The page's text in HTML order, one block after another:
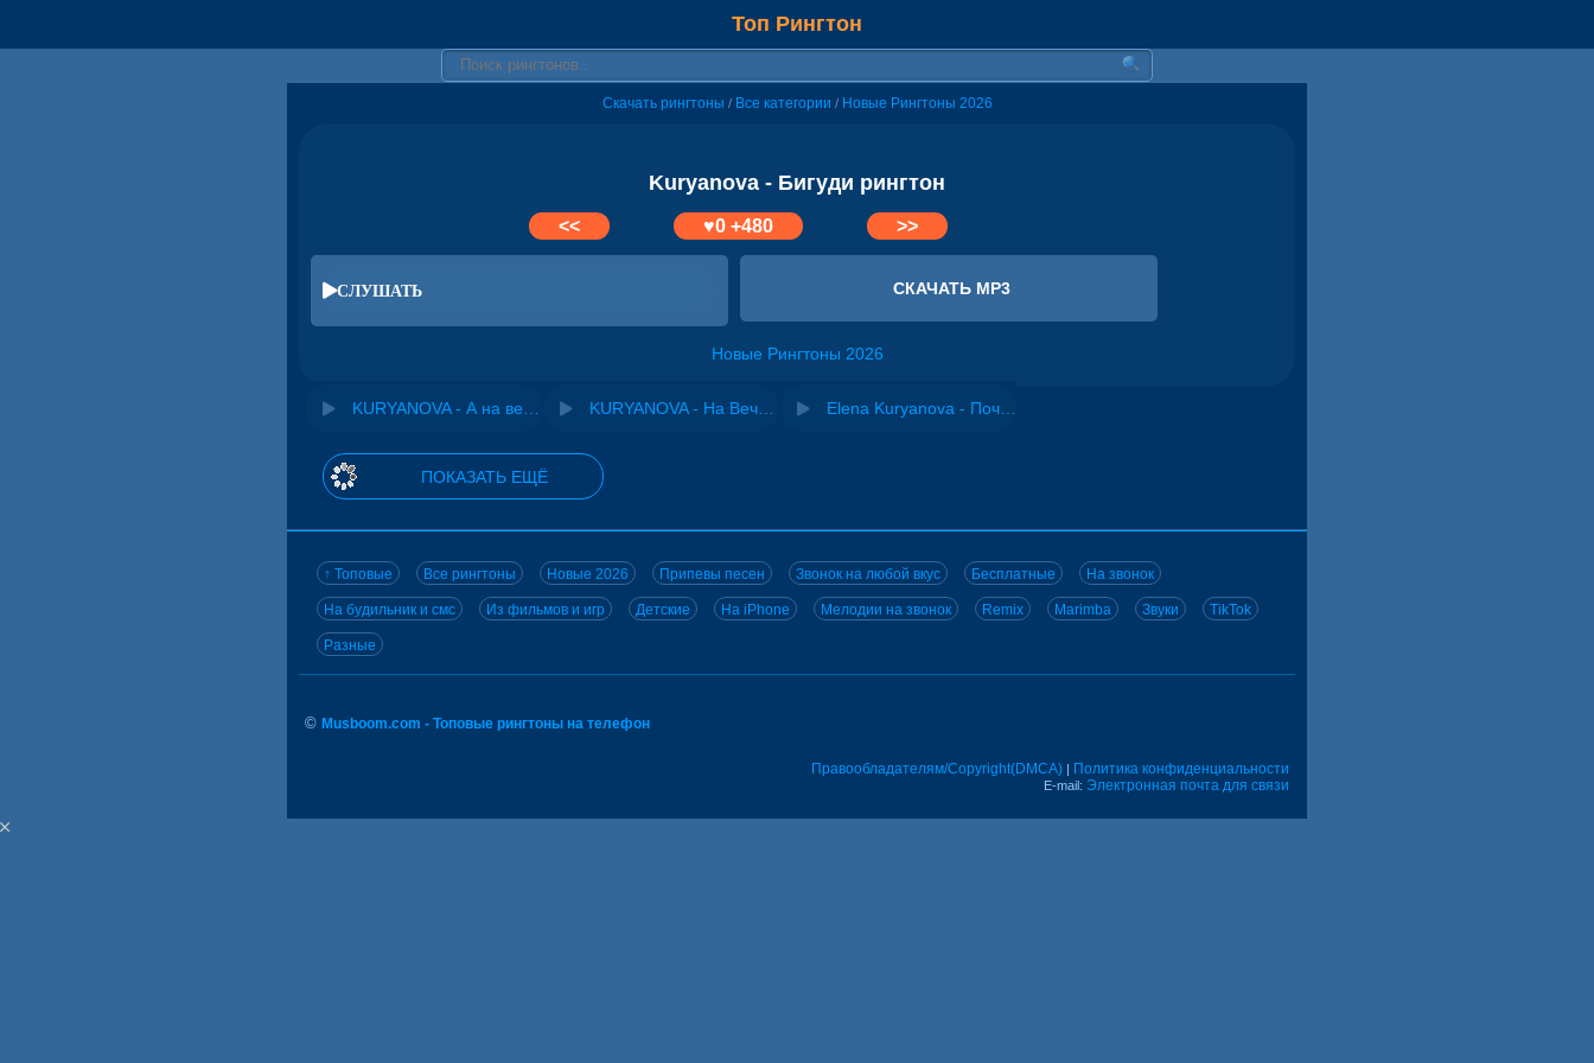
Топ Рингтон
Скачать рингтоны / Все категории / Новые Рингтоны 2026
Kuryanova - Бигуди рингтон
<< ♥0+480 >>
СЛУШАТЬ СКАЧАТЬ MP3
Новые Рингтоны 2026
ПОКАЗАТЬ ЕЩЁ
↑ Топовые Все рингтоны Новые 2026 Припевы песен Звонок на любой вкус Бесплатные На звонок
На будильник и смс Из фильмов и игр Детские На iPhone Мелодии на звонок Remix Marimba Звуки TikTok
Разные
© Musboom.com - Топовые рингтоны на телефон
Правообладателям/Copyright(DMCA) | Политика конфиденциальности
E-mail: Электронная почта для связи